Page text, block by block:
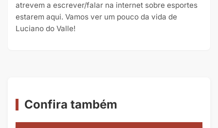
atrevem a escrever/falar na internet sobre esportes
estarem aqui. Vamos ver um pouco da vida de
Luciano do Valle!
Confira também